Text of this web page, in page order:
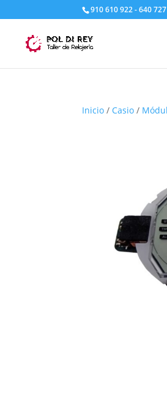
910 610 922 - 640
Inicio / Casio /